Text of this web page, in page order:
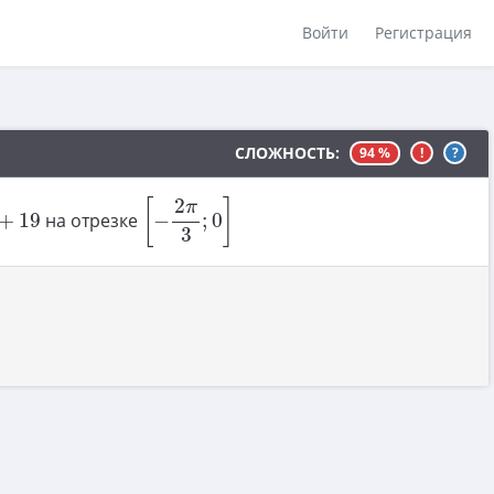
Войти Регистрация
СЛОЖНОСТЬ: 94 % ! ?
+ 19 на отрезке −
2π
3
; 0
[− π ]